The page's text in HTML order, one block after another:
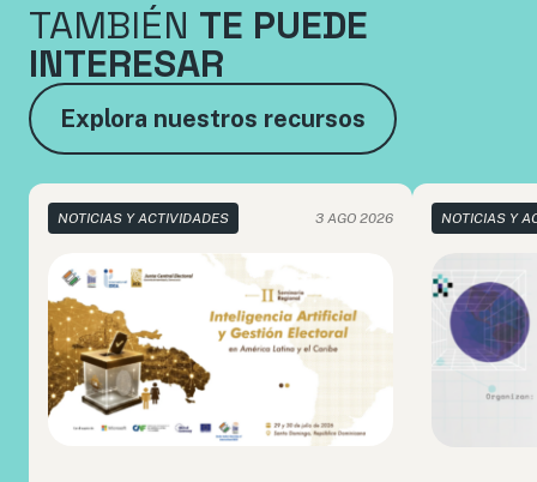
TAMBIÉN TE PUEDE
INTERESAR
Explora nuestros recursos
NOTICIAS Y ACTIVIDADES 3 AGO 2026 NOTICIAS Y